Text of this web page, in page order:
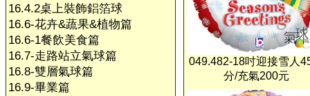
16.4.2桌上裝飾鋁箔球
16.6-花卉&蔬果&植物篇
16.6-1餐飲美食篇
16.7-走路站立氣球篇
16.8-雙層氣球篇
16.9-畢業篇
049.482-18吋迎接雪人
分/充氣200元